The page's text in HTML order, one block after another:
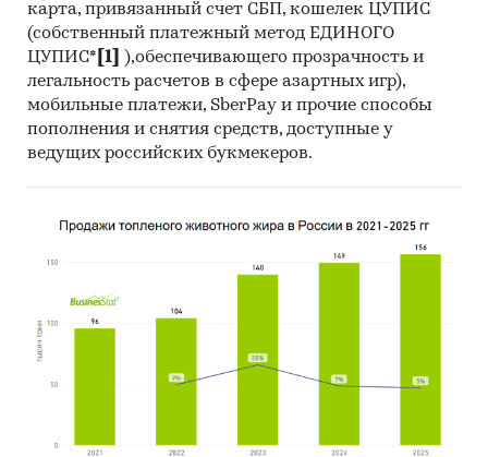
карта, привязанный счет СБП, кошелек ЦУПИС
(собственный платежный метод ЕДИНОГО
ЦУПИС* [1]
),обеспечивающего прозрачность и
легальность расчетов в сфере азартных игр),
мобильные платежи, SberPay и прочие способы
пополнения и снятия средств, доступные у
ведущих российских букмекеров.